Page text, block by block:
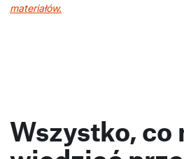
materiałów.
Wszystko, co